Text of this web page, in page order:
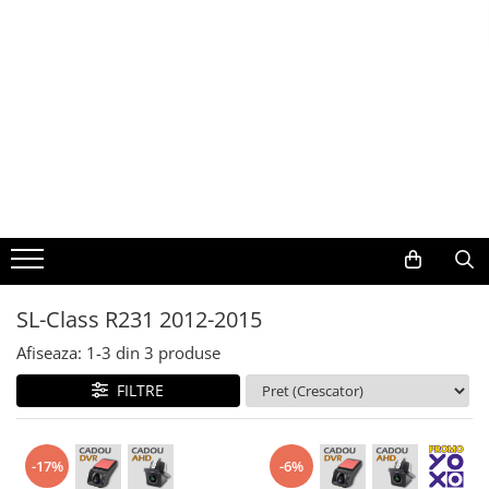
Volkswagen
Audi
Mercedes Benz
Ford
Skoda
SL-Class R231 2012-2015
Afiseaza: 1-3 din 3 produse
FILTRE
-17% -6%